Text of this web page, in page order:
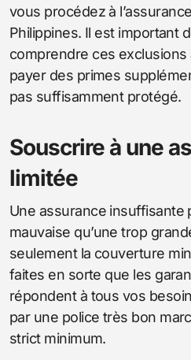
vous procédez à
Philippines. Il est important
comprendre ces exclusions
payer des primes
pas suffisamment protégé.
Souscrire à une
limitée
Une assurance insuffisante
mauvaise qu’une trop
seulement la couverture
faites en sorte que les
répondent à tous vos
par une police très bon
strict minimum.